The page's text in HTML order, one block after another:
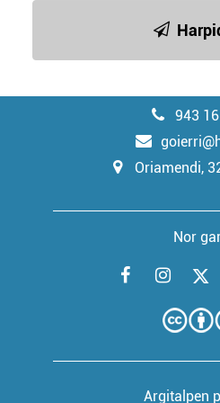
943
Oriamendi,
Nor
Argitalpen